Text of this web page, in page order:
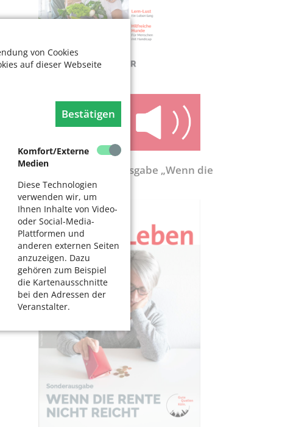
von Cookies
auf dieser Webseite
Bestätigen
Komfort/Externe
Medien
Diese Technologien
verwenden wir, um
Ihnen Inhalte von Video-
oder Social-Media-
Plattformen und
anderen externen Seiten
anzuzeigen. Dazu
gehören zum Beispiel
die Kartenausschnitte
bei den Adressen der
Veranstalter.
KölnerLeben-Sonderausgabe „Wenn die
Rente nicht reicht“